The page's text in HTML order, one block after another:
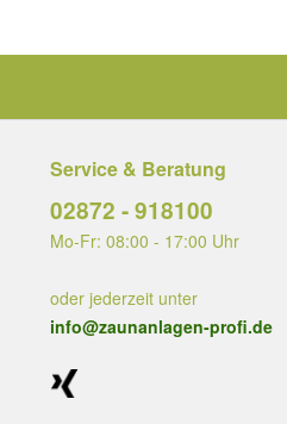
Service & Beratung
02872 - 918100
Mo-Fr: 08:00 - 17:00 Uhr
oder jederzeit unter
info@zaunanlagen-profi.de